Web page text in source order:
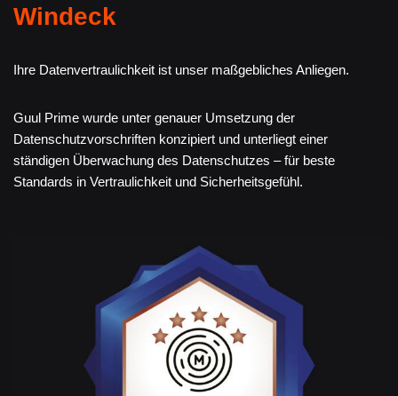
Windeck
Ihre Datenvertraulichkeit ist unser maßgebliches Anliegen.
Guul Prime wurde unter genauer Umsetzung der
Datenschutzvorschriften konzipiert und unterliegt einer
ständigen Überwachung des Datenschutzes – für beste
Standards in Vertraulichkeit und Sicherheitsgefühl.